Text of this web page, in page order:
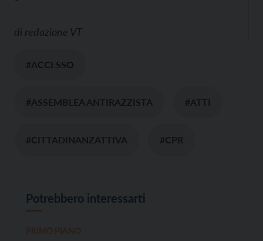
di redazione VT
#ACCESSO
#ASSEMBLEA ANTIRAZZISTA #ATTI
#CITTADINANZATTIVA #CPR
Potrebbero interessarti